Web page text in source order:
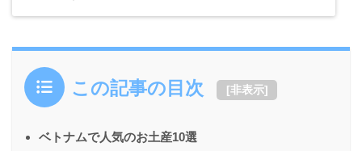
この記事の目次 [非表示]
ベトナムで人気のお土産10選